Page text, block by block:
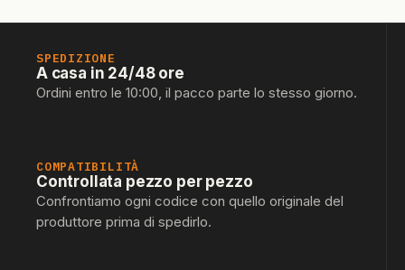
SPEDIZIONE
A casa in 24/48 ore
Ordini entro le 10:00, il pacco parte lo stesso giorno.
COMPATIBILITÀ
Controllata pezzo per pezzo
Confrontiamo ogni codice con quello originale del
produttore prima di spedirlo.